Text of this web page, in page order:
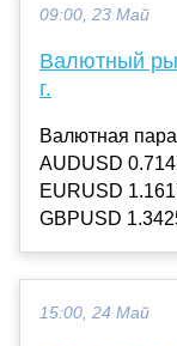
09:00, 23 Май
Валютный
г.
Валютная
AUDUSD
EURUSD
GBPUSD
15:00, 24 Май